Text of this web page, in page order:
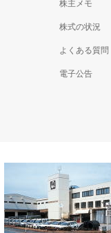
株主メモ
株式の状況
よくある質問
電子公告